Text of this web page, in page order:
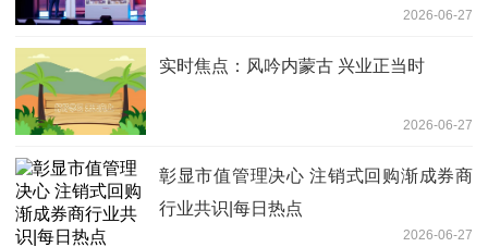
2026-06-27
实时焦点：风吟内蒙古 兴业正当时
2026-06-27
彰显市值管理决心 注销式回购渐成券商
行业共识|每日热点
2026-06-27